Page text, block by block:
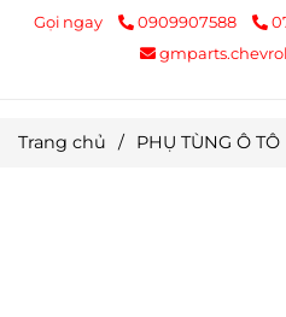
Gọi ngay 0909907588
Trang chủ / PHỤ TÙNG Ô TÔ